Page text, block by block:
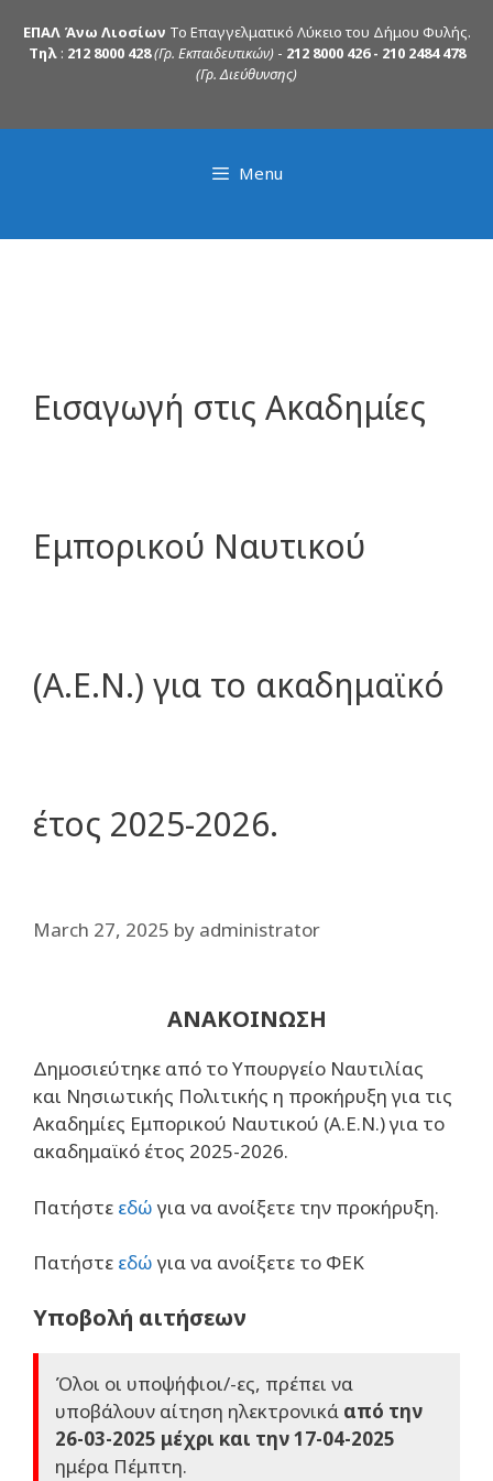
ΕΠΑΛ Άνω Λιοσίων Το Επαγγελματικό Λύκειο του Δήμου Φυλής.
Τηλ: 212 8000 428(Γρ. Εκπαιδευτικών)- 212 8000 426 - 210 2484 478
(Γρ. Διεύθυνσης)
Menu
Εισαγωγή στις Ακαδημίες
Εμπορικού Ναυτικού
(Α.Ε.Ν.) για το ακαδημαϊκό
έτος 2025-2026.
March 27, 2025 by administrator
ΑΝΑΚΟΙΝΩΣΗ
Δημοσιεύτηκε από το Υπουργείο Ναυτιλίας
και Νησιωτικής Πολιτικής η προκήρυξη για τις
Ακαδημίες Εμπορικού Ναυτικού (Α.Ε.Ν.) για το
ακαδημαϊκό έτος 2025-2026.
Πατήστε εδώ για να ανοίξετε την προκήρυξη.
Πατήστε εδώ για να ανοίξετε το ΦΕΚ
Υποβολή αιτήσεων
Όλοι οι υποψήφιοι/-ες, πρέπει να
υποβάλουν αίτηση ηλεκτρονικά από την
26-03-2025 μέχρι και την 17-04-2025
ημέρα Πέμπτη.